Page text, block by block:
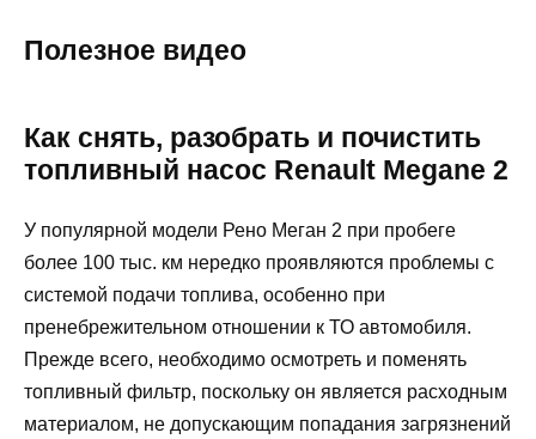
Полезное видео
Как снять, разобрать и почистить
топливный насос Renault Megane 2
У популярной модели Рено Меган 2 при пробеге
более 100 тыс. км нередко проявляются проблемы с
системой подачи топлива, особенно при
пренебрежительном отношении к ТО автомобиля.
Прежде всего, необходимо осмотреть и поменять
топливный фильтр, поскольку он является расходным
материалом, не допускающим попадания загрязнений